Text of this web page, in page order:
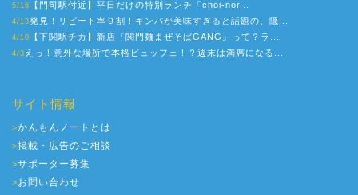
5/16 【門司駅付近】平日だけの特別ランチ「choi-nor...
4/13発見！リピート率９割！キンパが美味すぎると話題の、隠...
4/10 【下関駅チカ】新店『関門麺まぜそばGANG』って？ラ...
4/3 えっ！意外な場所で本格ビュッフェ！？週末は満席になる...
サイト情報
>かんもんノートとは
>掲載・広告のご相談
>サポーター募集
>お問い合わせ